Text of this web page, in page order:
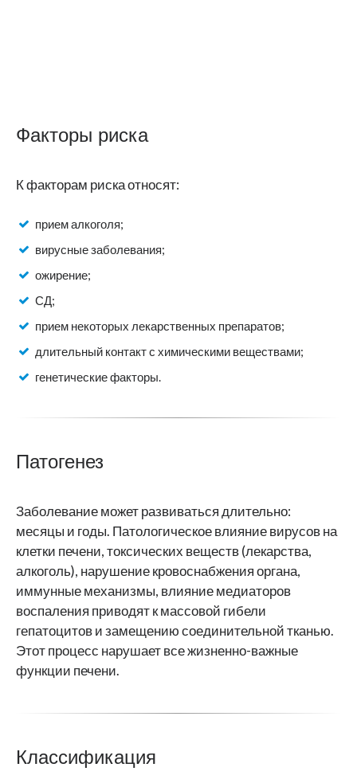
Факторы риска
К факторам риска относят:
прием алкоголя;
вирусные заболевания;
ожирение;
СД;
прием некоторых лекарственных препаратов;
длительный контакт с химическими веществами;
генетические факторы.
Патогенез
Заболевание может развиваться длительно:
месяцы и годы. Патологическое влияние вирусов на
клетки печени, токсических веществ (лекарства,
алкоголь), нарушение кровоснабжения органа,
иммунные механизмы, влияние медиаторов
воспаления приводят к массовой гибели
гепатоцитов и замещению соединительной тканью.
Этот процесс нарушает все жизненно-важные
функции печени.
Классификация